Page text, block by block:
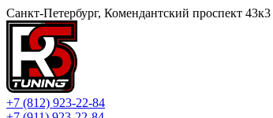
Санкт-Петербург, Комендантский проспект 43к3
+7 (812) 923-22-84